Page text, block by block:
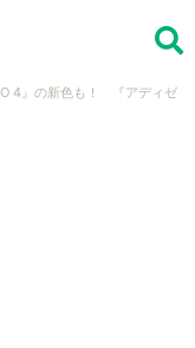
検索
4』の新色も！ 『アディゼ